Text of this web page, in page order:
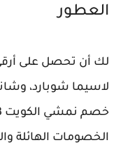
العطور
لك أن تحصل على
لاسيما شوبارد،